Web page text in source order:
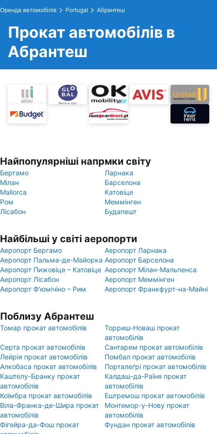
Оренда автомобілів Portugal Абрантеш
Прокат автомобілів в
Абрантеш
Найпопулярніші напрмки світу
Бергамо
Ларнака
Мілан
Барселона
Mallorca
Катовіце
Ром
Меммінген
Лісабон
Будапешт
Найбільші у світі аеропорти
Аеропорт Бергамо
Аеропорт Ларнака
Аеропорт Пальма-де-Майорка Аеропорт Барселона
Аеропорт Пижовіце – Катовіце Аеропорт Мілан-Мальпенса
Аеропорт Лісабон
Аеропорт Меммінген
Аеропорт Ф'юмічіно – Рим
Аеропорт Франкфурт-на-Майні
Поблизу Абрантеш
Томар прокат автомобілів
Торриш-Новаш прокат
автомобілів
Серта прокат автомобілів
Сантарем прокат автомобілів
Лейрія прокат автомобілів
Помбал прокат автомобілів
Алкобаса прокат автомобілів
Порталеґрі прокат автомобілів
Каштелу-Бранку прокат
автомобілів
Калдаш-да-Раїня прокат
автомобілів
Коїмбра прокат автомобілів
Ештремош прокат автомобілів
Віла-Франка-де-Шира прокат
автомобілів
Монтемор-у-Нову прокат
автомобілів
Фігейра-да-Фош прокат
Фундан прокат автомобілів